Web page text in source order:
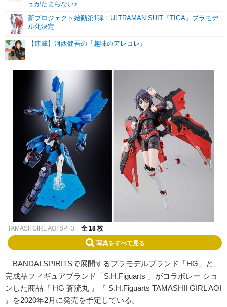
ュがたまらない♪
新プロジェクト始動第1弾！ULTRAMAN SUIT『TIGA』プラモデ
ル化決定
【連載】河西健吾の『趣味のアレコレ』
TAMASII GIRL AOI SP_3 全 18 枚
写真をすべて見る
BANDAI SPIRITSで展開するプラモデルブランド「HG」と、
完成品フィギュアブランド「S.H.Figuarts 」がコラボレー ショ
ンした商品『 HG 蒼流丸 』『 S.H.Figuarts TAMASHII GIRL AOI
』を2020年2月に発売を予定している。